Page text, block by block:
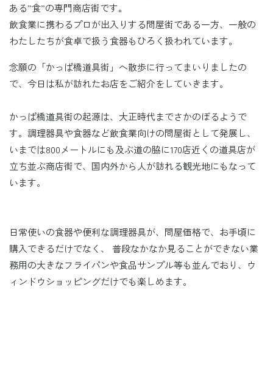
ある”食”の専門商店街です。
飲食業に携わるプロが出入りする問屋街である一方、一般の
わたしたちが食卓で扱う食器もひろく扱われています。
念願の「かっぱ橋道具街」へ散歩に行ってまいりましたの
で、今日は私が訪れたお店をご紹介をしていきます。
かっぱ橋道具街の起源は、大正時代までさかのぼるようで
す。調理器具や食器など飲食業向けの問屋街として発展し、
いまでは800メートルにも及ぶ道の脇に170店近くの道具店が
立ち並ぶ商店街で、国内外から人が訪れる観光地にもなって
います。
日常使いの食器や便利な調理器具が、問屋価格で、お手頃に
購入できるだけでなく、 普段なかなか見ることができない業
務用の大きなフライパンや食品サンプル等も並んでおり、ウ
ィンドウショッピングだけでも楽しめます。